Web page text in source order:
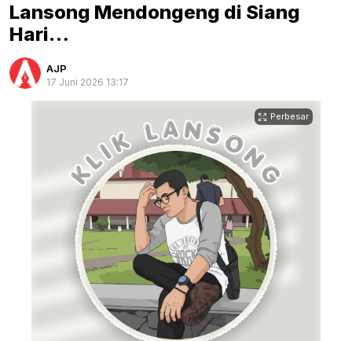
Lansong Mendongeng di Siang
Hari…
AJP
17 Juni 2026 13:17
Perbesar